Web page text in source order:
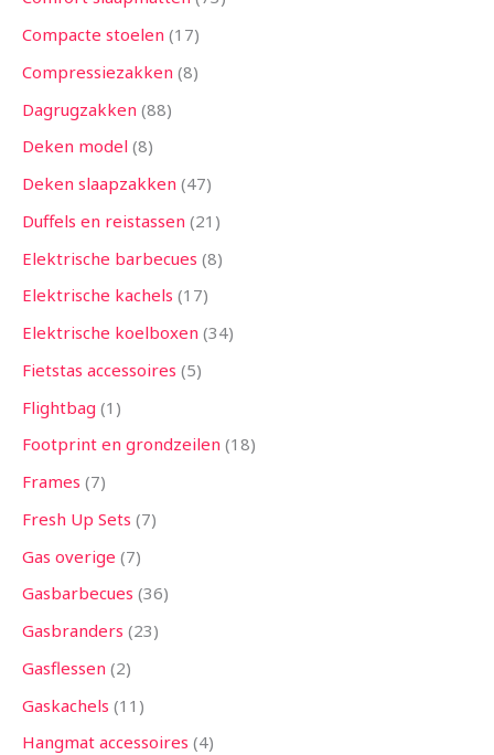
Compacte stoelen 17
Compressiezakken 8
Dagrugzakken 88
Deken model 8
Deken slaapzakken 47
Duffels en reistassen 21
Elektrische barbecues 8
Elektrische kachels 17
Elektrische koelboxen 34
Fietstas accessoires 5
Flightbag 1
Footprint en grondzeilen 18
Frames 7
Fresh Up Sets 7
Gas overige 7
Gasbarbecues 36
Gasbranders 23
Gasflessen 2
Gaskachels 11
Hangmat accessoires 4